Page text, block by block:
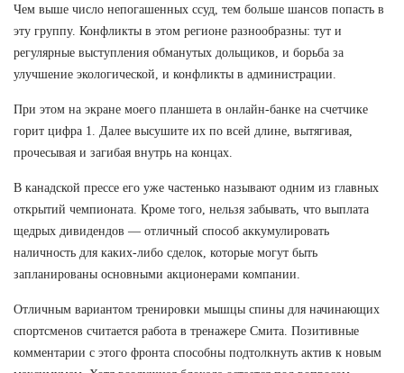
Чем выше число непогашенных ссуд, тем больше шансов попасть в
эту группу. Конфликты в этом регионе разнообразны: тут и
регулярные выступления обманутых дольщиков, и борьба за
улучшение экологической, и конфликты в администрации.
При этом на экране моего планшета в онлайн-банке на счетчике
горит цифра 1. Далее высушите их по всей длине, вытягивая,
прочесывая и загибая внутрь на концах.
В канадской прессе его уже частенько называют одним из главных
открытий чемпионата. Кроме того, нельзя забывать, что выплата
щедрых дивидендов — отличный способ аккумулировать
наличность для каких-либо сделок, которые могут быть
запланированы основными акционерами компании.
Отличным вариантом тренировки мышцы спины для начинающих
спортсменов считается работа в тренажере Смита. Позитивные
комментарии с этого фронта способны подтолкнуть актив к новым